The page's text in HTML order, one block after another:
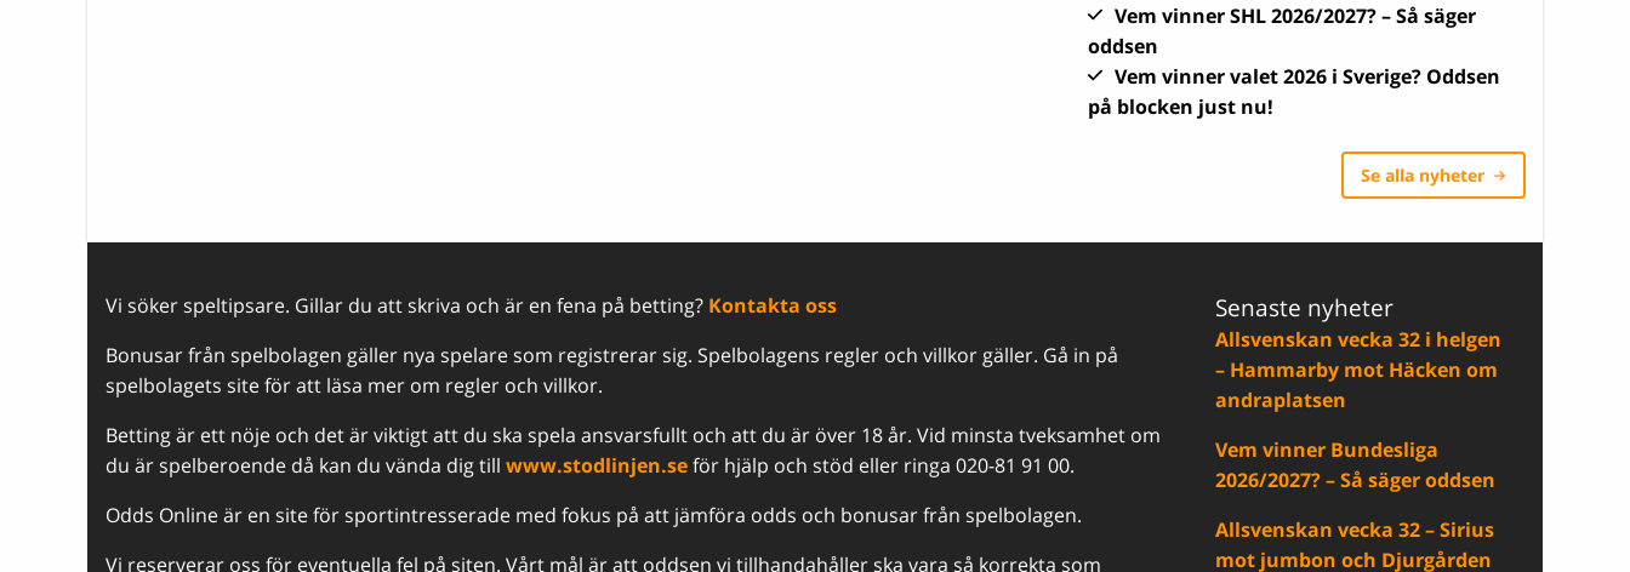
Vem vinner SHL 2026/2027? – Så säger
oddsen
Vem vinner valet 2026 i Sverige? Oddsen
på blocken just nu!
Se alla nyheter
Vi söker speltipsare. Gillar du att skriva och är en fena på betting? Kontakta oss
Bonusar från spelbolagen gäller nya spelare som registrerar sig. Spelbolagens regler och villkor gäller. Gå in på
spelbolagets site för att läsa mer om regler och villkor.
Betting är ett nöje och det är viktigt att du ska spela ansvarsfullt och att du är över 18 år. Vid minsta tveksamhet om
du är spelberoende då kan du vända dig till www.stodlinjen.seför hjälp och stöd eller ringa 020-81 91 00.
Odds Online är en site för sportintresserade med fokus på att jämföra odds och bonusar från spelbolagen.
Vi reserverar oss för eventuella fel på siten. Vårt mål är att oddsen vi tillhandahåller ska vara så korrekta som
Senaste nyheter
Allsvenskan vecka 32 i helgen
– Hammarby mot Häcken om
andraplatsen
Vem vinner Bundesliga
2026/2027? – Så säger oddsen
Allsvenskan vecka 32 – Sirius
mot jumbon och Djurgården